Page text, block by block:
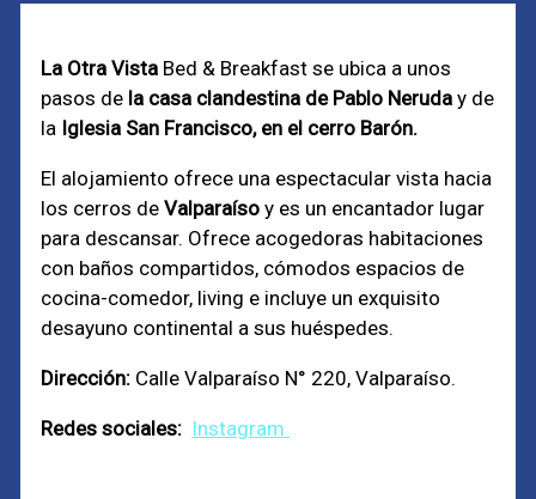
La Otra Vista Bed & Breakfast se ubica a unos
pasos de la casa clandestina de Pablo Neruda y de
la Iglesia San Francisco, en el cerro Barón.
El alojamiento ofrece una espectacular vista hacia
los cerros deValparaíso y es un encantador lugar
para descansar. Ofrece acogedoras habitaciones
con baños compartidos, cómodos espacios de
cocina-comedor, living e incluye un exquisito
desayuno continental a sus huéspedes.
Dirección: Calle Valparaíso N° 220, Valparaíso.
Redes sociales: Instagram